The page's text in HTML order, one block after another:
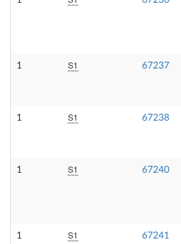
1 S1 67237
1 S1 67238
1 S1 67240
1 S1 67241